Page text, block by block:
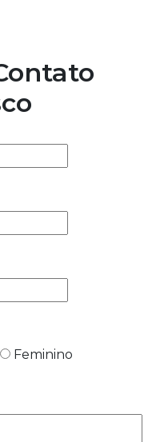
Feminino